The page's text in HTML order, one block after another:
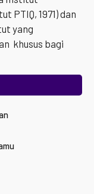
PTIQ, 1971) dan
yang
khusus bagi